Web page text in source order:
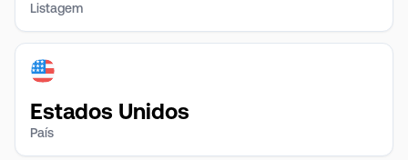
Listagem
Estados Unidos
País